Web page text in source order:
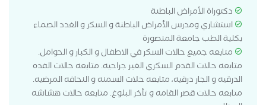
دكتوراة الأمراض الباطنة
استشاري ومدرس الأمراض الباطنة و السكر و الغدد الصماء
بكلية الطب جامعة المنصورة
متابعه جميع حالات السكر في الاطفال و الكبار و الحوامل.
متابعه حالات القدم السكري الغير جراحيه. متابعه حالات الفده
الدرقيه و الجار درقيه، متابعه حلات السمنه و النحافه المرضيه.
متابعه حالات قصر القامه و تأخر البلوغ. متابعه حالات هشاشه